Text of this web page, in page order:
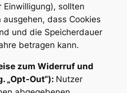
Einwilligung), sollten
ausgehen, dass Cookies
und die Speicherdauer
betragen kann.
zum Widerruf und
„Opt-Out“): Nutzer